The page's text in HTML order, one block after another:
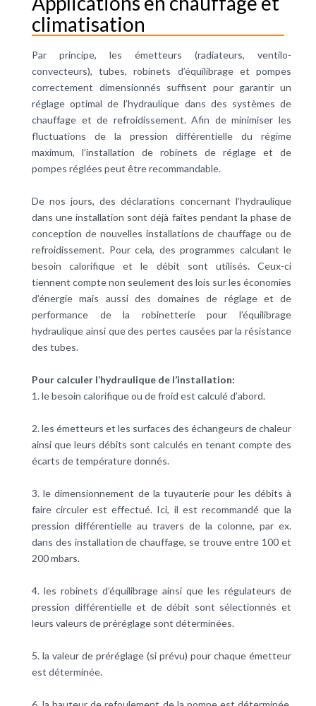
climatisation
Par principe, les émetteurs (radiateurs, ventilo-
convecteurs), tubes, robinets d’équilibrage et pompes
correctement dimensionnés suffisent pour garantir un
réglage optimal de l’hydraulique dans des systèmes de
chauffage et de refroidissement. Afin de minimiser les
fluctuations de la pression différentielle du régime
maximum, l’installation de robinets de réglage et de
pompes réglées peut être recommandable.
De nos jours, des déclarations concernant l’hydraulique
dans une installation sont déjà faites pendant la phase de
conception de nouvelles installations de chauffage ou de
refroidissement. Pour cela, des programmes calculant le
besoin calorifique et le débit sont utilisés. Ceux-ci
tiennent compte non seulement des lois sur les économies
d’énergie mais aussi des domaines de réglage et de
performance de la robinetterie pour l’équilibrage
hydraulique ainsi que des pertes causées par la résistance
des tubes.
Pour calculer l’hydraulique de l’installation:
1. le besoin calorifique ou de froid est calculé d’abord.
2. les émetteurs et les surfaces des échangeurs de chaleur
ainsi que leurs débits sont calculés en tenant compte des
écarts de température donnés.
3. le dimensionnement de la tuyauterie pour les débits à
faire circuler est effectué. Ici, il est recommandé que la
pression différentielle au travers de la colonne, par ex.
dans des installation de chauffage, se trouve entre 100 et
200 mbars.
4. les robinets d’équilibrage ainsi que les régulateurs de
pression différentielle et de débit sont sélectionnés et
leurs valeurs de préréglage sont déterminées.
5. la valeur de préréglage (si prévu) pour chaque émetteur
est déterminée.